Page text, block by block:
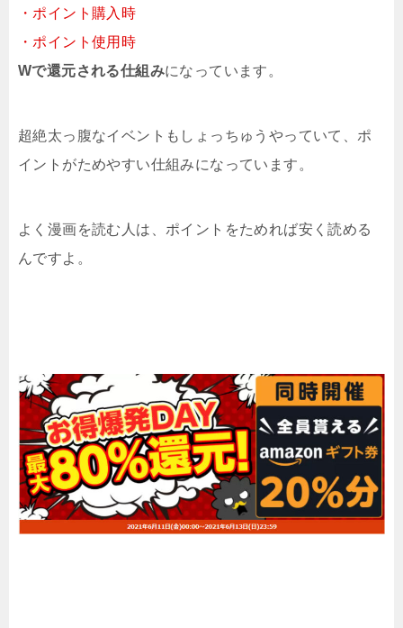
・ポイント購入時
・ポイント使用時
Wで還元される仕組みになっています。
超絶太っ腹なイベントもしょっちゅうやっていて、ポ
イントがためやすい仕組みになっています。
よく漫画を読む人は、ポイントをためれば安く読める
んですよ。